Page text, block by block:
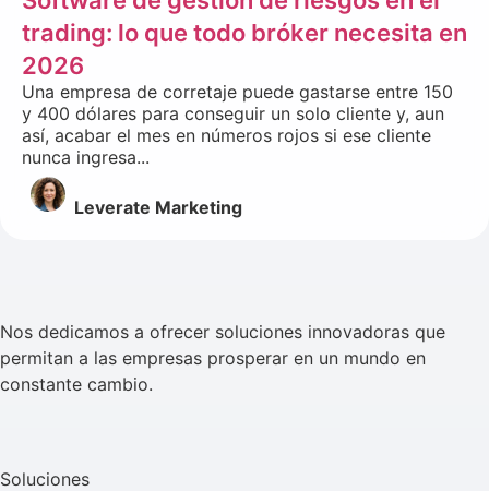
trading: lo que todo bróker necesita en
2026
Una empresa de corretaje puede gastarse entre 150
y 400 dólares para conseguir un solo cliente y, aun
así, acabar el mes en números rojos si ese cliente
nunca ingresa...
Leverate Marketing
Nos dedicamos a ofrecer soluciones innovadoras que
permitan a las empresas prosperar en un mundo en
constante cambio.
Soluciones